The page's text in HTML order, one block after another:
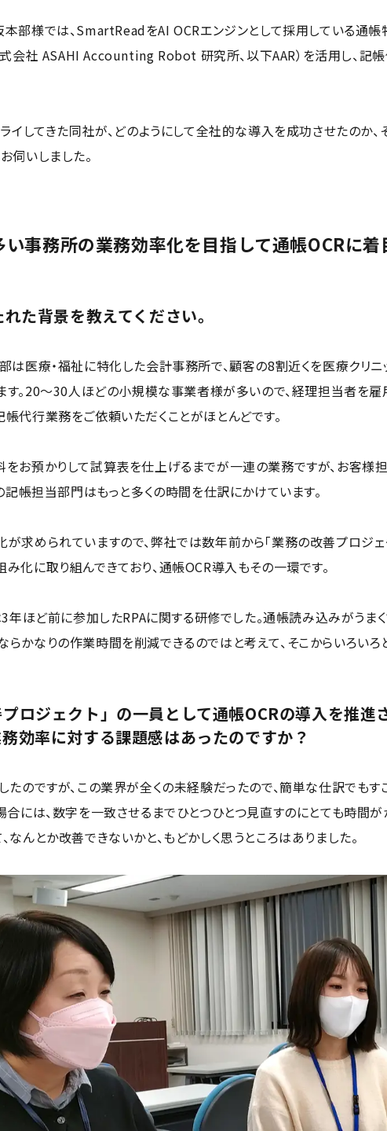
部様では、SmartReadをAI OCRエンジンとして採用している通帳
式会社 ASAHI Accounting Robot 研究所、以下AAR）を活用し、記
イしてきた同社が、どのようにして全社的な導入を成功させたのか
伺いしました。
事務所の業務効率化を目指して通帳OCRに着
た背景を教えてください。
は医療・福祉に特化した会計事務所で、顧客の8割近くを医療クリ
。20〜30人ほどの小規模な事業者様が多いので、経理担当者を雇
代行業務をご依頼いただくことがほとんどです。
お預かりして試算表を仕上げるまでが一連の業務ですが、お客様
帳担当部門はもっと多くの時間を仕訳にかけています。
求められていますので、弊社では数年前から「業務の改善プロジェ
化に取り組んできており、通帳OCR導入もその一環です。
年ほど前に参加したRPAに関する研修でした。通帳読み込みがうま
かなりの作業時間を削減できるのではと考えて、そこからいろいろ
ロジェクト」の一員として通帳OCRの導入を推進
効率に対する課題感はあったのですか？
のですが、この業界が全くの未経験だったので、簡単な仕訳でもす
合には、数字を一致させるまでひとつひとつ見直すのにとても時間が
んとか改善できないかと、もどかしく思うところはありました。